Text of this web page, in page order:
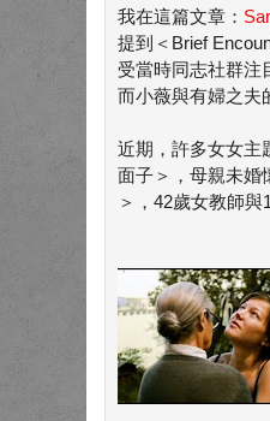
我在這篇文章：
提到＜Brief
受當時同志社群注
而小薇與有婦之夫
近期，許多女女主
面子＞，母親未婚
＞，42歲女教師